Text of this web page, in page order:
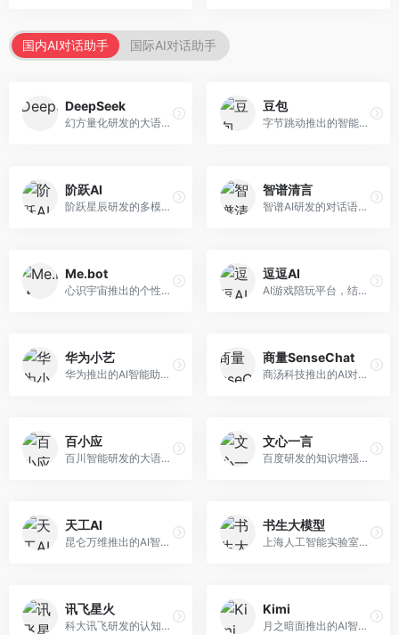
国内AI对话助手 国际AI对话助手
DeepSeek
幻方量化研发的大语言模型平台，专注于深度推理和代码生成能力。面向开发者、研究人员和技术爱好者，提供强大的逻辑推理和数学计算功能，开源生态完善，API接口友好。
豆包
字节跳动推出的智能对话助手平台，提供文本创作、知识问答、英语学习等多种AI服务。面向普通用户和内容创作者，支持多轮对话和文件解析，免费使用，响应速度快，中文理解能力强。
阶跃AI
阶跃星辰研发的多模态大模型平台，支持文本、图像、视频的综合理解与生成。面向创作者和企业客户，提供内容创作、智能分析等服务，多模态能力突出。
智谱清言
智谱AI研发的对话语言模型，支持中英双语交互。面向中文用户和开发者，提供知识问答、代码编写、文档解读等服务，开源生态完善，学术研究背景深厚。
Me.bot
心识宇宙推出的个性化AI伴侣，专注于情感交互和个人助理服务。面向个人用户，支持日程管理、情感陪伴、知识问答等功能，交互体验人性化。
逗逗AI
AI游戏陪玩平台，结合游戏理解和自然语言交互技术。面向游戏玩家，提供游戏攻略、陪玩互动、社交聊天等服务，游戏知识丰富，互动体验有趣。
华为小艺
华为推出的AI智能助手网页端，深度整合鸿蒙生态和华为云服务。面向华为设备用户，支持语音交互、智能问答、设备控制等功能，与华为硬件生态无缝衔接。
商量SenseChat
商汤科技推出的AI对话平台，结合计算机视觉和自然语言处理技术。面向企业用户和开发者，支持多模态交互，视觉理解能力强，适合智能客服和内容创作场景。
百小应
百川智能研发的大语言模型助手，专注于中文理解和生成。面向中文用户，提供知识问答、文本创作、代码辅助等服务，模型参数规模大，中文表达流畅自然。
文心一言
百度研发的知识增强大语言模型，深度融合百度知识图谱和搜索能力。面向中文用户，提供知识问答、文本创作、逻辑推理等服务，中文语境理解准确，知识覆盖面广。
天工AI
昆仑万维推出的AI智能助手，集成搜索、对话、创作等多种能力。面向普通用户和内容创作者，支持联网搜索、文本生成、图像理解等功能，响应速度快，免费使用。
书生大模型
上海人工智能实验室研发的开源大模型系列，支持多尺度和多模态。面向研究机构和开发者，开源生态完善，学术研究背景深厚，适合科研和定制开发。
讯飞星火
科大讯飞研发的认知智能大模型，深度融合语音识别和自然语言处理技术。面向企业用户和教育领域，提供语音交互、文档处理、代码生成等服务，中文语音识别准确率高。
Kimi
月之暗面推出的AI智能助手，核心优势在于超长文本处理能力，支持20万字以上文档分析。面向学术研究者、职场人士和内容创作者，提供文档解读、PPT生成、联网搜索等综合服务。